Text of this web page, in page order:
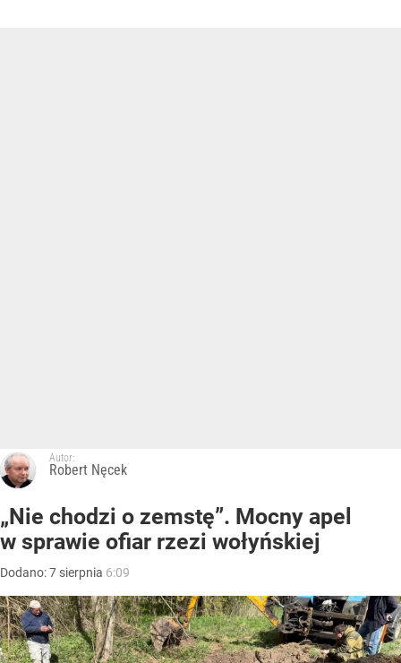
Autor:
Robert Nęcek
„Nie chodzi o zemstę”. Mocny apel
w sprawie ofiar rzezi wołyńskiej
Dodano:7 sierpnia 6:09